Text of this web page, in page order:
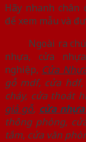
Hãy nhanh chân
để xem mẫu và
Ngoài ra
nhựa, cửa
nghiệp, Cửa
gỗ mdf, cửa hdf,
cháy, cửa thoát
giả gỗ, cửa
thông phòng,
tắm, cửa văn